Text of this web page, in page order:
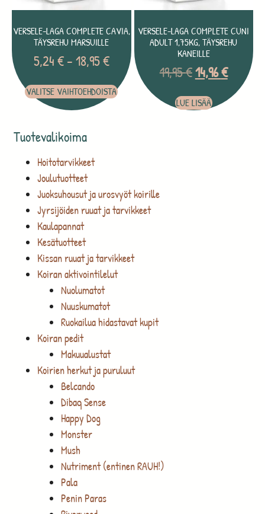
Tuotevalikoima
Hoitotarvikkeet
Joulutuotteet
Juoksuhousut ja urosvyöt koirille
Jyrsijöiden ruuat ja tarvikkeet
Kaulapannat
Kesätuotteet
Kissan ruuat ja tarvikkeet
Koiran aktivointilelut
Nuolumatot
Nuuskumatot
Ruokailua hidastavat kupit
Koiran pedit
Makuualustat
Koirien herkut ja puruluut
Belcando
Dibaq Sense
Happy Dog
Monster
Mush
Nutriment (entinen RAUH!)
Pala
Penin Paras
VERSELE-LAGA COMPLETE CAVIA,
TÄYSREHU MARSUILLE
5,24€ –18,95€
VALITSE VAIHTOEHDOISTA
VERSELE-LAGA COMPLETE CUNI
ADULT 1,75KG, TÄYSREHU
KANEILLE
19,95€14,96€
LUE LISÄÄ